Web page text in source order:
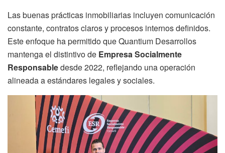
Las buenas prácticas inmobiliarias incluyen comunicación
constante, contratos claros y procesos internos definidos.
Este enfoque ha permitido que Quantium Desarrollos
mantenga el distintivo de Empresa Socialmente
Responsabledesde 2022, reflejando una operación
alineada a estándares legales y sociales.